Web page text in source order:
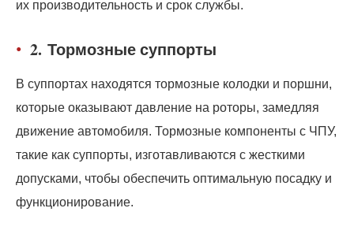
их производительность и срок службы.
2. Тормозные суппорты
В суппортах находятся тормозные колодки и поршни,
которые оказывают давление на роторы, замедляя
движение автомобиля. Тормозные компоненты с ЧПУ,
такие как суппорты, изготавливаются с жесткими
допусками, чтобы обеспечить оптимальную посадку и
функционирование.